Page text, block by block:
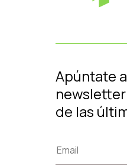
Apúntate
de las